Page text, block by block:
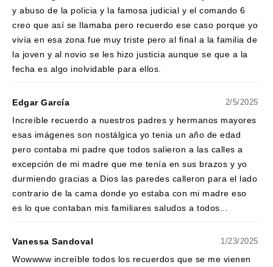
y abuso de la policia y la famosa judicial y el comando 6
creo que así se llamaba pero recuerdo ese caso porque yo
vivía en esa zona fue muy triste pero al final a la familia de
la joven y al novio se les hizo justicia aunque se que a la
fecha es algo inolvidable para ellos.
Edgar García 2/5/2025
Increíble recuerdo a nuestros padres y hermanos mayores
esas imágenes son nostálgica yo tenia un año de edad
pero contaba mi padre que todos salieron a las calles a
excepción de mi madre que me tenía en sus brazos y yo
durmiendo gracias a Dios las paredes calleron para el lado
contrario de la cama donde yo estaba con mi madre eso
es lo que contaban mis familiares saludos a todos...
Vanessa Sandoval 1/23/2025
Wowwww increíble todos los recuerdos que se me vienen